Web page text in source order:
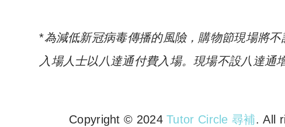
*為減低新冠病毒傳播的風險，購物節現場將
入場人士以八達通付費入場。現場不設八達通
Copyright © 2024Tutor Circle 尋補. All